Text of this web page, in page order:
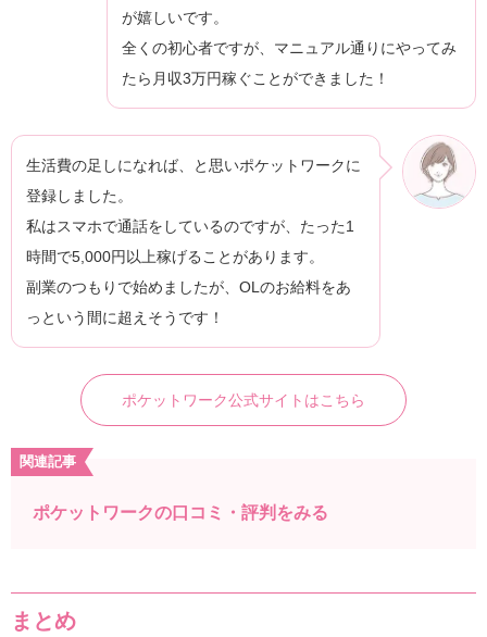
が嬉しいです。
全くの初心者ですが、マニュアル通りにやってみ
たら月収3万円稼ぐことができました！
生活費の足しになれば、と思いポケットワークに
登録しました。
私はスマホで通話をしているのですが、たった1
時間で5,000円以上稼げることがあります。
副業のつもりで始めましたが、OLのお給料をあ
っという間に超えそうです！
ポケットワーク公式サイトはこちら
関連記事
ポケットワークの口コミ・評判をみる
まとめ